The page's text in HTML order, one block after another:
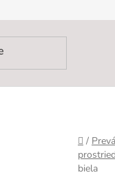
Domov
/
biela